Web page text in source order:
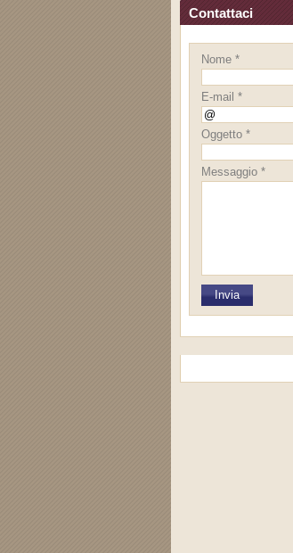
Contattaci
Nome *
E-mail *
Oggetto *
Messaggio *